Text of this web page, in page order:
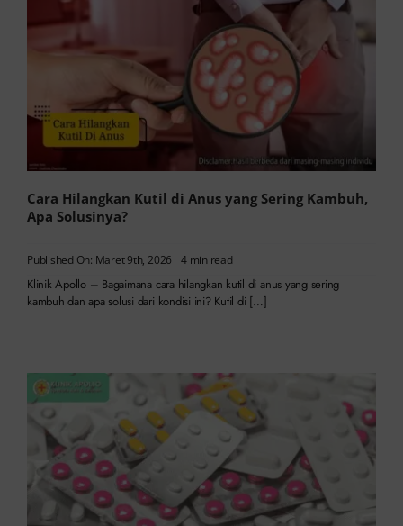
Cara Hilangkan Kutil di Anus yang Sering Kambuh,
Apa Solusinya?
Published On: Maret 9th, 2026 4 min read
Klinik Apollo – Bagaimana cara hilangkan kutil di anus yang sering
kambuh dan apa solusi dari kondisi ini? Kutil di […]